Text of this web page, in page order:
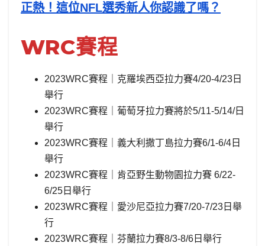
正熱！這位NFL選秀新人你認識了嗎？
WRC賽程
2023WRC賽程｜克羅埃西亞拉力賽4/20-4/23日
舉行
2023WRC賽程｜葡萄牙拉力賽將於5/11-5/14/日
舉行
2023WRC賽程｜義大利撒丁島拉力賽6/1-6/4日
舉行
2023WRC賽程｜肯亞野生動物園拉力賽 6/22-
6/25日舉行
2023WRC賽程｜愛沙尼亞拉力賽7/20-7/23日舉
行
2023WRC賽程｜芬蘭拉力賽8/3-8/6日舉行